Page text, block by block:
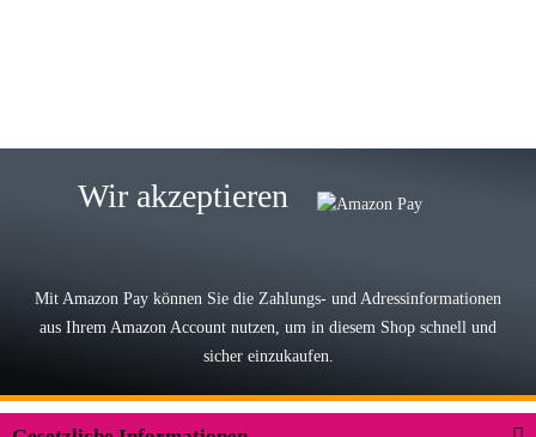
Lieferung, man kann bedenkenlos
Der Koffer macht einen sehr soliden
Wir akzeptieren
Mit Amazon Pay können Sie die Zahlungs- und Adressinformationen
aus Ihrem Amazon Account nutzen, um in diesem Shop schnell und
sicher einzukaufen.